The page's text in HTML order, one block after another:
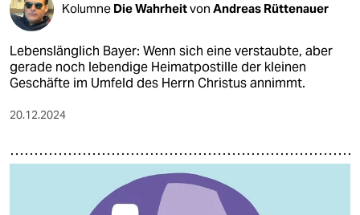
Kolumne Die Wahrheitvon Andreas Rüttenauer
Lebenslänglich Bayer: Wenn sich eine verstaubte, aber
gerade noch lebendige Heimatpostille der kleinen
Geschäfte im Umfeld des Herrn Christus annimmt.
20.12.2024